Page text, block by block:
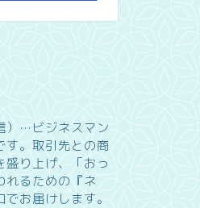
）… ビジネスマン
す。取引先との商
り上げ、「おっ
れるための『ネ
お届けします。